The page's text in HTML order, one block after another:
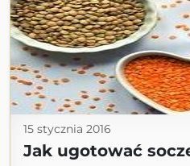
15 stycznia 2016
Jak ugotować